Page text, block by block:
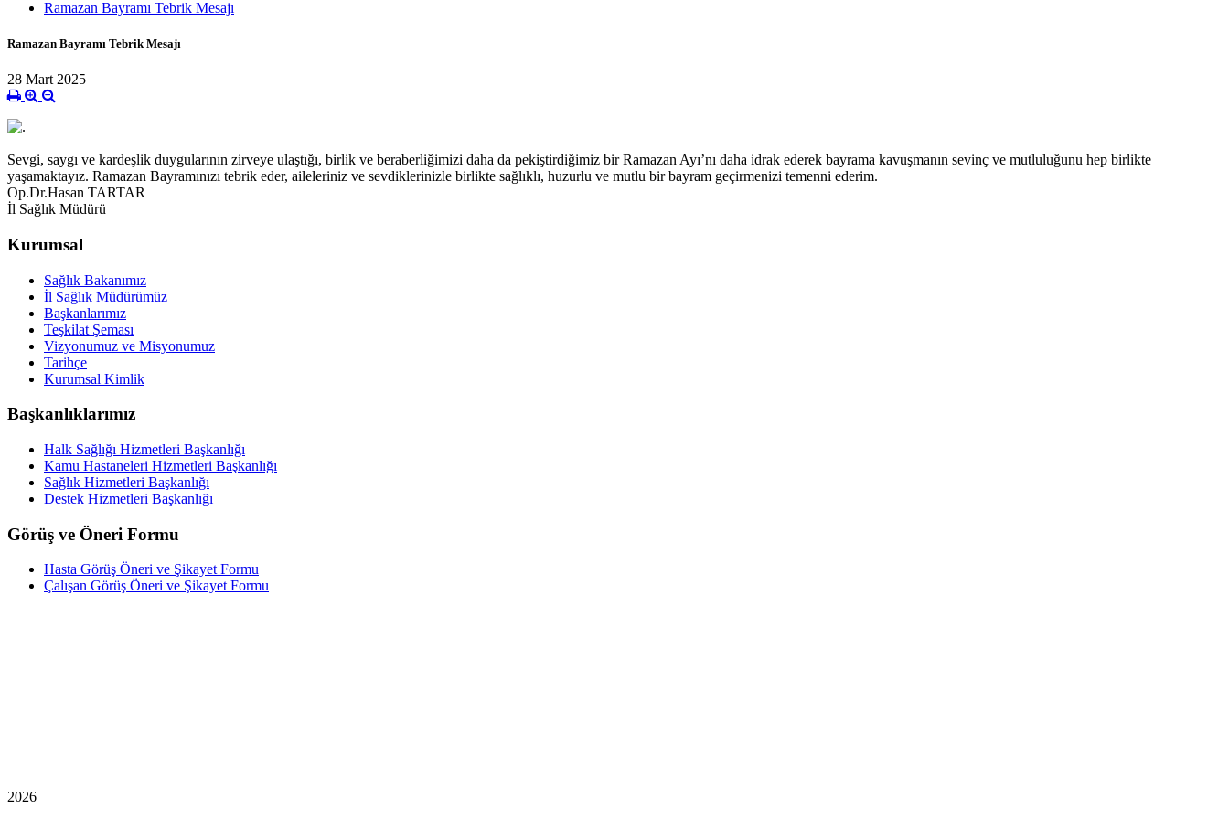
Ramazan Bayramı Tebrik Mesajı
Ramazan Bayramı Tebrik Mesajı
28 Mart 2025
Sevgi, saygı ve kardeşlik duygularının zirveye ulaştığı, birlik ve beraberliğimizi daha da pekiştirdiğimiz bir Ramazan Ayı’nı daha idrak ederek bayrama kavuşmanın sevinç ve mutluluğunu hep birlikte
yaşamaktayız. Ramazan Bayramınızı tebrik eder, aileleriniz ve sevdiklerinizle birlikte sağlıklı, huzurlu ve mutlu bir bayram geçirmenizi temenni ederim.
Op.Dr.Hasan TARTAR
İl Sağlık Müdürü
Kurumsal
Sağlık Bakanımız
İl Sağlık Müdürümüz
Başkanlarımız
Teşkilat Şeması
Vizyonumuz ve Misyonumuz
Tarihçe
Kurumsal Kimlik
Başkanlıklarımız
Halk Sağlığı Hizmetleri Başkanlığı
Kamu Hastaneleri Hizmetleri Başkanlığı
Sağlık Hizmetleri Başkanlığı
Destek Hizmetleri Başkanlığı
Görüş ve Öneri Formu
Hasta Görüş Öneri ve Şikayet Formu
Çalışan Görüş Öneri ve Şikayet Formu
2026